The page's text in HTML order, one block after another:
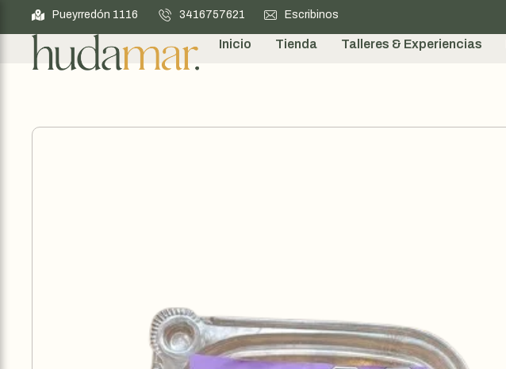
Pueyrredón 1116 3416757621 Escribinos
Inicio Tienda Talleres & Experiencias